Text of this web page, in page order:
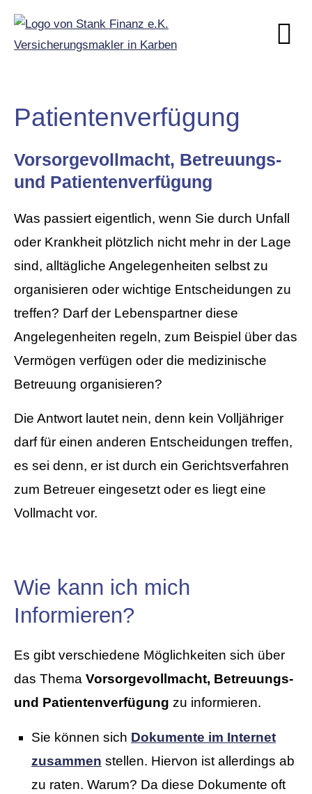
Patientenverfügung
Vorsorgevollmacht, Betreuungs-
und Patientenverfügung
Was passiert eigentlich, wenn Sie durch Unfall
oder Krankheit plötzlich nicht mehr in der Lage
sind, alltägliche Angelegenheiten selbst zu
organisieren oder wichtige Entscheidungen zu
treffen? Darf der Lebenspartner diese
Angelegenheiten regeln, zum Beispiel über das
Vermögen verfügen oder die medizinische
Betreuung organisieren?
Die Antwort lautet nein, denn kein Volljähriger
darf für einen anderen Entscheidungen treffen,
es sei denn, er ist durch ein Gerichtsverfahren
zum Betreuer eingesetzt oder es liegt eine
Vollmacht vor.
Wie kann ich mich
Informieren?
Es gibt verschiedene Möglichkeiten sich über
das Thema Vorsorgevollmacht, Betreuungs-
und Patientenverfügung zu informieren.
Sie können sich Dokumente im Internet
zusammen stellen. Hiervon ist allerdings ab
zu raten. Warum? Da diese Dokumente oft